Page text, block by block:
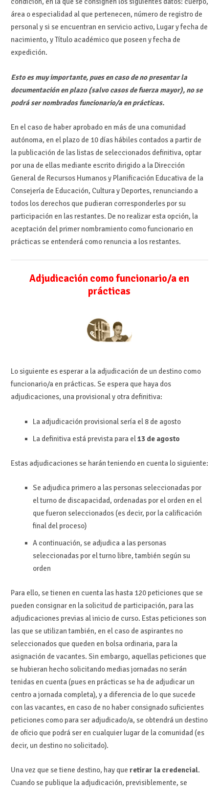
área o especialidad al que pertenecen, número de registro de
personal y si se encuentran en servicio activo, Lugar y fecha de
nacimiento, y Título académico que poseen y fecha de
expedición.
Esto es muy importante, pues en caso de no presentar la
documentación en plazo (salvo casos de fuerza mayor), no se
podrá ser nombrados funcionario/a en prácticas.
En el caso de haber aprobado en más de una comunidad
autónoma, en el plazo de 10días hábiles contados a partir de
la publicación de las listas de seleccionados definitiva, optar
por una de ellas mediante escrito dirigido a la Dirección
General de Recursos Humanos y Planificación Educativa de la
Consejería de Educación, Cultura y Deportes, renunciando a
todos los derechos que pudieran corresponderles por su
participación en lasrestantes. De no realizar esta opción, la
aceptación del primer nombramiento como funcionario en
prácticas se entenderá como renuncia a los restantes.
Adjudicación como funcionario/a en
prácticas
Lo siguiente es esperar a la adjudicación de un destino como
funcionario/a en prácticas. Se espera que haya dos
adjudicaciones, una provisional y otra definitiva:
La adjudicación provisional sería el 8 de agosto
La definitiva está prevista para el13 de agosto
Estas adjudicaciones se harán teniendo en cuenta lo siguiente:
Se adjudica primero a las personas seleccionadas por
el turno de discapacidad, ordenadas por el orden en el
que fueron seleccionados (es decir, por la calificación
final del proceso)
A continuación, se adjudica a las personas
seleccionadas por el turno libre, también según su
orden
Para ello, se tienen en cuenta las hasta 120 peticiones que se
pueden consignar en la solicitud de participación, para las
adjudicaciones previas al inicio de curso. Estas peticiones son
las que se utilizan también, en el caso de aspirantes no
seleccionados que queden en bolsa ordinaria, para la
asignación de vacantes. Sin embargo, aquellas peticiones que
se hubieran hecho solicitando medias jornadas no serán
tenidas en cuenta (pues en prácticas se ha de adjudicar un
centro a jornada completa), y a diferencia de lo que sucede
con las vacantes, en caso de no haber consignado suficientes
peticiones como para ser adjudicado/a, se obtendrá un destino
de oficio que podrá ser en cualquier lugar de la comunidad (es
decir, un destino no solicitado).
Una vez que se tiene destino, hay que retirar la credencial.
Cuando se publique la adjudicación, previsiblemente, se